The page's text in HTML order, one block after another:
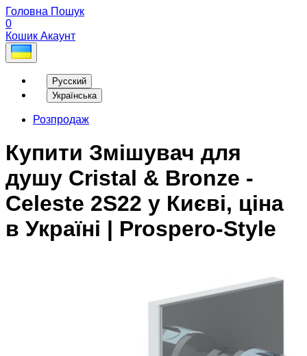
Головна Пошук
0
Кошик Акаунт
Русский
Українська
Розпродаж
Купити Змішувач для
душу Cristal & Bronze -
Celeste 2S22 у Києві, ціна
в Україні | Prospero-Style